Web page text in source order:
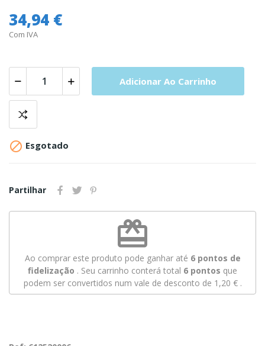
34,94 €
Com IVA
Adicionar Ao Carrinho
 Esgotado
Partilhar
redeem
Ao comprar este produto pode ganhar até 6pontos de
fidelização . Seu carrinho conterá total 6 pontos que
podem ser convertidos num vale de desconto de 1,20 €.